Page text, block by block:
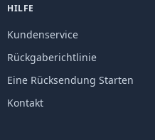
HILFE
Kundenservice
Rückgaberichtlinie
Eine Rücksendung Starten
Kontakt